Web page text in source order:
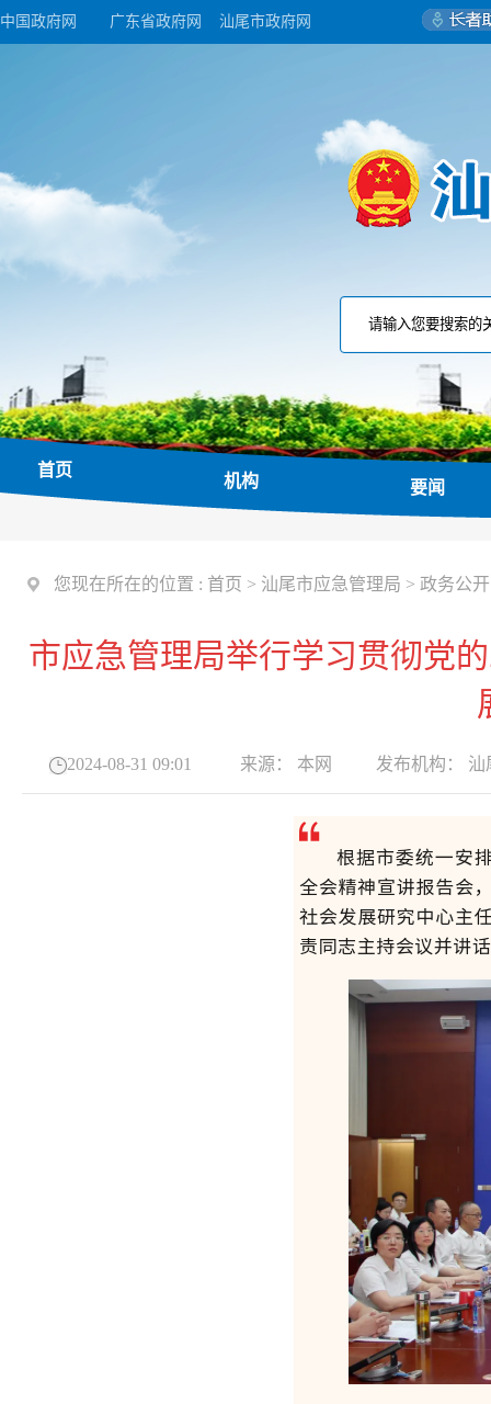
中国政府网 广东省政府网 汕尾市政府网
首页
机构 要闻
您现在所在的位置 : 首页 > 汕尾市应急管理局 > 政务公开
市应急管理局举行学习贯彻党
2024-08-31 09:01 来源： 本网 发布机构： 汕